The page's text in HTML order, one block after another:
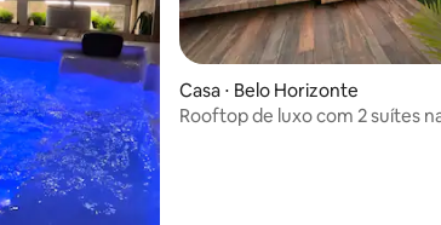
Casa ⋅ Belo Horizonte
Rooftop de luxo com 2 suítes